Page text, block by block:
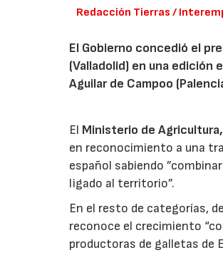
Redacción Tierras /
El Gobierno concedió el
(Valladolid) en una edición
Aguilar de Campoo
El Ministerio de
en reconocimiento a una
español sabiendo
ligado al territorio”.
En el resto de categorías,
reconoce el crecimiento
productoras de galletas de